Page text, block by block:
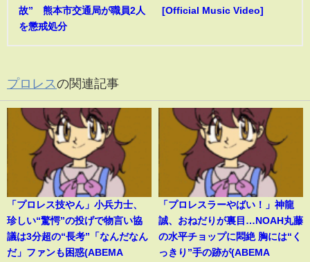
故” 熊本市交通局が職員2人
を懲戒処分
[Official Music Video]
プロレスの関連記事
「プロレス技やん」小兵力士、
珍しい“驚愕”の投げで物言い協
議は3分超の“長考”「なんだなん
だ」ファンも困惑(ABEMA
「プロレスラーやばい！」神龍
誠、おねだりが裏目…NOAH丸藤
の水平チョップに悶絶 胸には“く
っきり”手の跡が(ABEMA